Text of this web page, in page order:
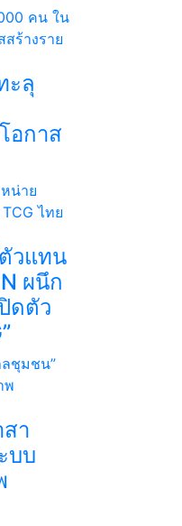
ะลุ
อกาส
วแทน
ผนึก
ดตัว
า
บบ